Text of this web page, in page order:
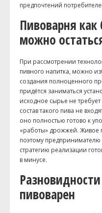
предпочтений
Пивоварня как
можно
При рассмотрении
пивного напитка, можно
создания полноценного
придётся заниматься
исходное сырье не
состав такого пива не
оно полностью готово к
«работы» дрожжей. Живое
поэтому
стратегию реализации
в минусе.
пивоварен